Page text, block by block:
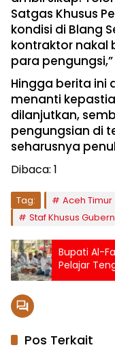
Satgas Khusus
kondisi di Blang
kontraktor nakal
para
Hingga berita ini
menanti
dilanjutkan,
pengungsian di
seharusnya
Dibaca: 1
Tag: Aceh Timur
Staf Khusus
Bupati Al-
Pelajar
Pos Terkait